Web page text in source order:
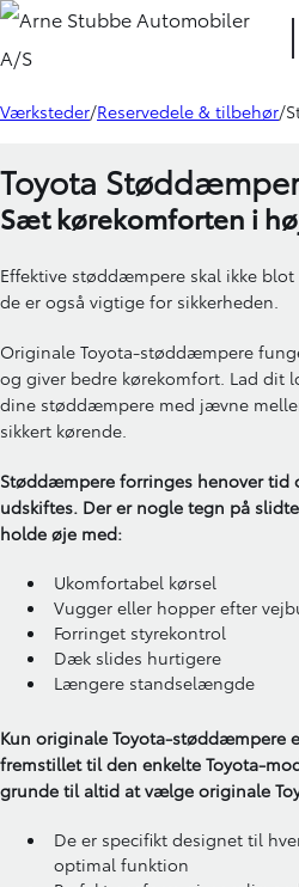
Værksteder Reservedele & tilbehør
Toyota
Sæt kørekomforten i
Effektive støddæmpere skal ikke
de er også vigtige for sikkerheden.
Originale Toyota-støddæmpere
og giver bedre kørekomfort. Lad dit
dine støddæmpere med jævne
sikkert kørende.
Støddæmpere forringes henover tid
udskiftes. Der er nogle tegn på
holde øje med:
Ukomfortabel kørsel
Vugger eller hopper efter
Forringet styrekontrol
Dæk slides hurtigere
Længere standselængde
Kun originale Toyota-støddæmpere
fremstillet til den enkelte Toyota-
grunde til altid at vælge originale
De er specifikt designet til
optimal funktion